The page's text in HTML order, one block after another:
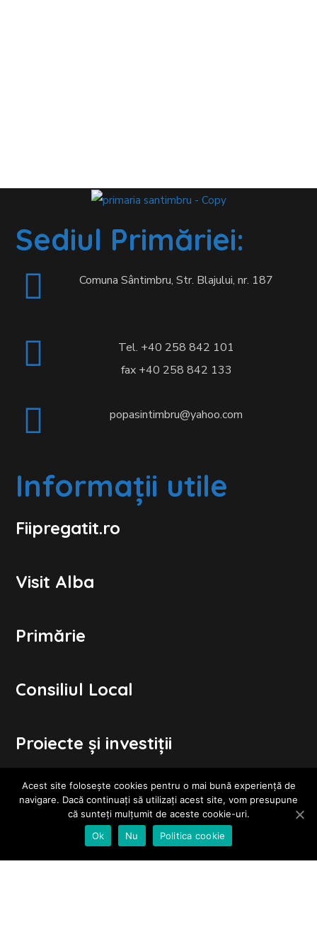
Sediul Primăriei:
Comuna Sântimbru, Str. Blajului, nr. 187
Tel. +40 258 842 101
fax +40 258 842 133
popasintimbru@yahoo.com
Informații utile
Fiipregatit.ro
Visit Alba
Primărie
Consiliul Local
Proiecte şi investiţii
Informații de interes public
Formulare online
Acest site folosește cookies pentru o mai bună experiență de
navigare. Dacă continuați să utilizați acest site, vom presupune
că sunteți mulțumit de aceste cookie-uri.
Ok
Nu Politica cookie